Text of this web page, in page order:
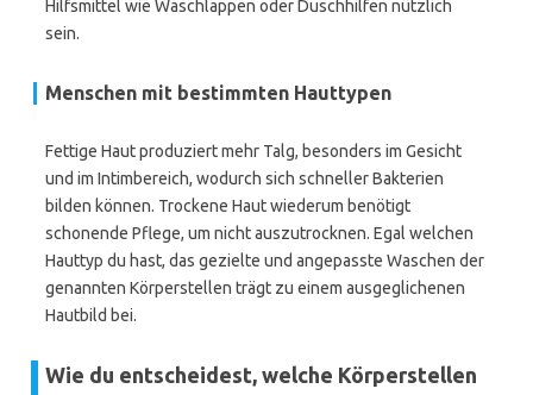
Hilfsmittel wie Waschlappen oder Duschhilfen nützlich
sein.
Menschen mit bestimmten Hauttypen
Fettige Haut produziert mehr Talg, besonders im Gesicht
und im Intimbereich, wodurch sich schneller Bakterien
bilden können. Trockene Haut wiederum benötigt
schonende Pflege, um nicht auszutrocknen. Egal welchen
Hauttyp du hast, das gezielte und angepasste Waschen der
genannten Körperstellen trägt zu einem ausgeglichenen
Hautbild bei.
Wie du entscheidest, welche Körperstellen